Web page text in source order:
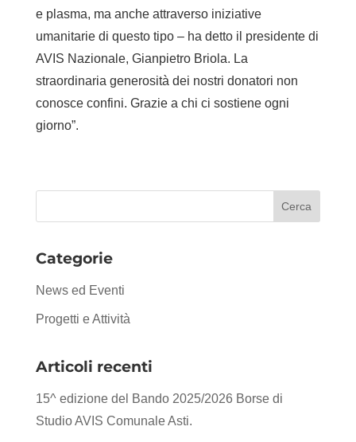
e plasma, ma anche attraverso iniziative
umanitarie di questo tipo – ha detto il presidente di
AVIS Nazionale, Gianpietro Briola. La
straordinaria generosità dei nostri donatori non
conosce confini. Grazie a chi ci sostiene ogni
giorno”.
Categorie
News ed Eventi
Progetti e Attività
Articoli recenti
15^ edizione del Bando 2025/2026 Borse di
Studio AVIS Comunale Asti.